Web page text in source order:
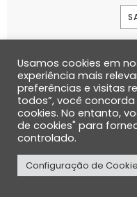
Usamos cookies em
experiência mais
preferências e visitas
todos”, você
cookies. No entanto,
de cookies" para
controlado.
Configuração de Cookie